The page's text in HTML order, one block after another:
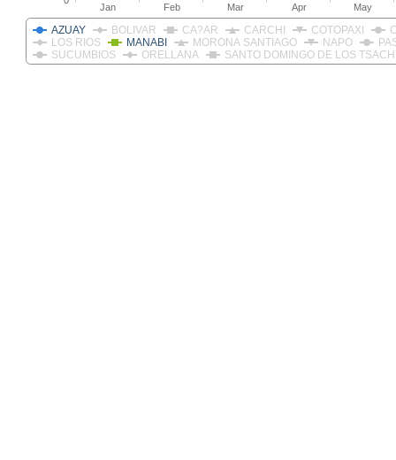
AZUAY BOLIVAR CA?AR CARCHI COTOPAXI
LOS RIOS
MANABI MORONA SANTIAGO NAPO
SUCUMBIOS
ORELLANA SANTO DOMINGO DE LOS
Jan Feb Mar Apr May